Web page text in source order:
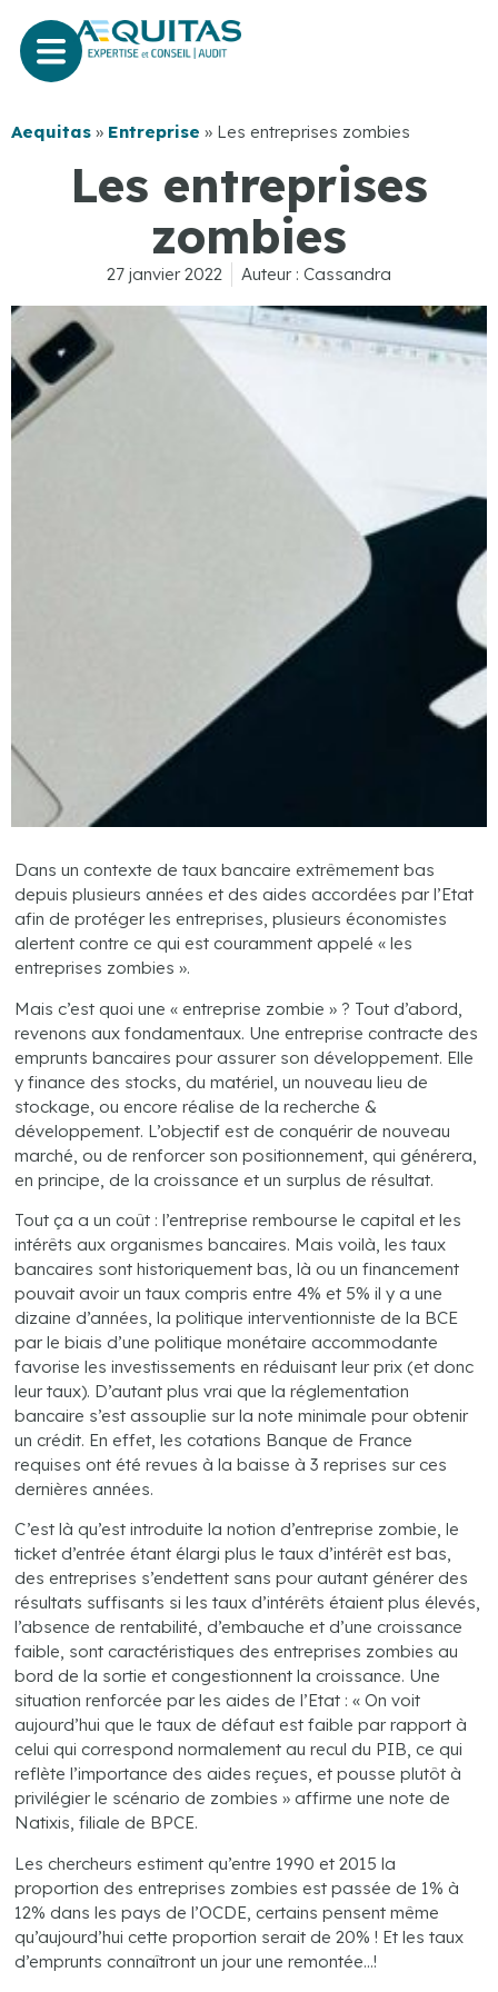
Aequitas » Entreprise » Les entreprises zombies
Les entreprises
zombies
27 janvier 2022 Auteur : Cassandra
Dans un contexte de taux bancaire extrêmement bas
depuis plusieurs années et des aides accordées par l’Etat
afin de protéger les entreprises, plusieurs économistes
alertent contre ce qui est couramment appelé « les
entreprises zombies ».
Mais c’est quoi une « entreprise zombie » ? Tout d’abord,
revenons aux fondamentaux. Une entreprise contracte des
emprunts bancaires pour assurer son développement. Elle
y finance des stocks, du matériel, un nouveau lieu de
stockage, ou encore réalise de la recherche &
développement. L’objectif est de conquérir de nouveau
marché, ou de renforcer son positionnement, qui générera,
en principe, de la croissance et un surplus de résultat.
Tout ça a un coût : l’entreprise rembourse le capital et les
intérêts aux organismes bancaires. Mais voilà, les taux
bancaires sont historiquement bas, là ou un financement
pouvait avoir un taux compris entre 4% et 5% il y a une
dizaine d’années, la politique interventionniste de la BCE
par le biais d’une politique monétaire accommodante
favorise les investissements en réduisant leur prix (et donc
leur taux). D’autant plus vrai que la réglementation
bancaire s’est assouplie sur la note minimale pour obtenir
un crédit. En effet, les cotations Banque de France
requises ont été revues à la baisse à 3 reprises sur ces
dernières années.
C’est là qu’est introduite la notion d’entreprise zombie, le
ticket d’entrée étant élargi plus le taux d’intérêt est bas,
des entreprises s’endettent sans pour autant générer des
résultats suffisants si les taux d’intérêts étaient plus élevés,
l’absence de rentabilité, d’embauche et d’une croissance
faible, sont caractéristiques des entreprises zombies au
bord de la sortie et congestionnent la croissance. Une
situation renforcée par les aides de l’Etat : « On voit
aujourd’hui que le taux de défaut est faible par rapport à
celui qui correspond normalement au recul du PIB, ce qui
reflète l’importance des aides reçues, et pousse plutôt à
privilégier le scénario de zombies » affirme une note de
Natixis, filiale de BPCE.
Les chercheurs estiment qu’entre 1990 et 2015 la
proportion des entreprises zombies est passée de 1% à
12% dans les pays de l’OCDE, certains pensent même
qu’aujourd’hui cette proportion serait de 20% ! Et les taux
d’emprunts connaîtront un jour une remontée…!